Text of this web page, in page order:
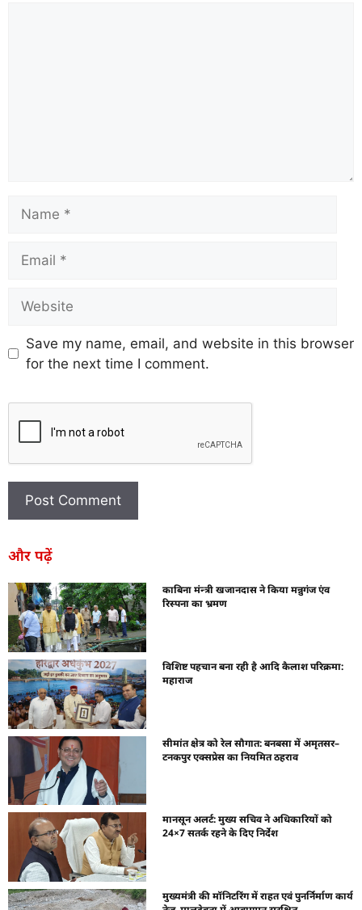
Save my name, email, and website in this browser
for the next time I comment.
और पढ़ें
काबिना मंन्त्री खजानदास ने किया मन्नुगंज एंव
रिस्पना का भ्रमण
विशिष्ट पहचान बना रही है आदि कैलाश परिक्रमा:
महाराज
सीमांत क्षेत्र को रेल सौगात: बनबसा में अमृतसर–
टनकपुर एक्सप्रेस का नियमित ठहराव
मानसून अलर्ट: मुख्य सचिव ने अधिकारियों को
24×7 सतर्क रहने के दिए निर्देश
मुख्यमंत्री की मॉनिटरिंग में राहत एवं पुनर्निर्माण कार्य